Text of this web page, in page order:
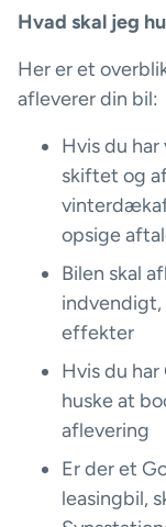
Hvad skal jeg
Her er et
afleverer din bil:
Hvis du
skiftet og
opsige
Bilen skal
effekter
Hvis du
huske at
aflevering
Er der et
leasingbil,